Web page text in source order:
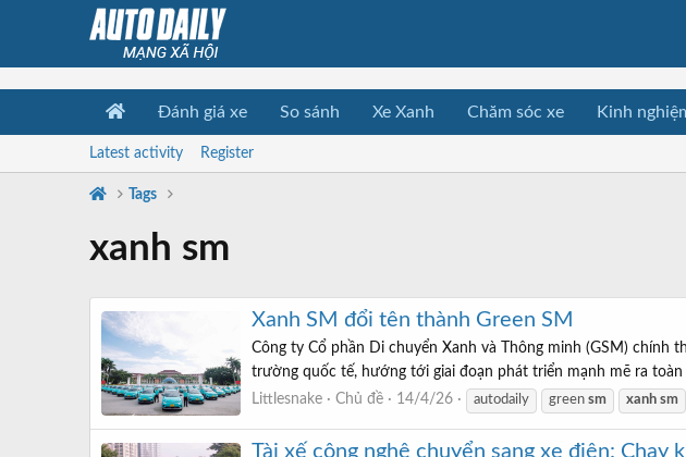
Đánh giá xe So sánh Xe Xanh Chăm sóc xe Kinh
Latest activity Register
Tags
xanh sm
Xanh SM đổi tên thành Green SM
Công ty Cổ phần Di chuyển Xanh và Thông minh (GSM)
trường quốc tế, hướng tới giai đoạn phát triển mạnh mẽ ra
Littlesnake
Chủ đề 14/4/26 autodaily green sm xanh sm
Tài xế công nghệ chuyển sang xe điện: Chạy